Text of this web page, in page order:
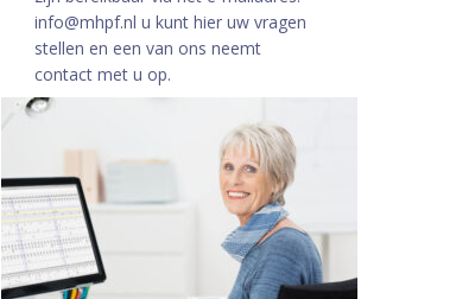
info@mhpf.nl u kunt hier uw vragen
stellen en een van ons neemt
contact met u op.